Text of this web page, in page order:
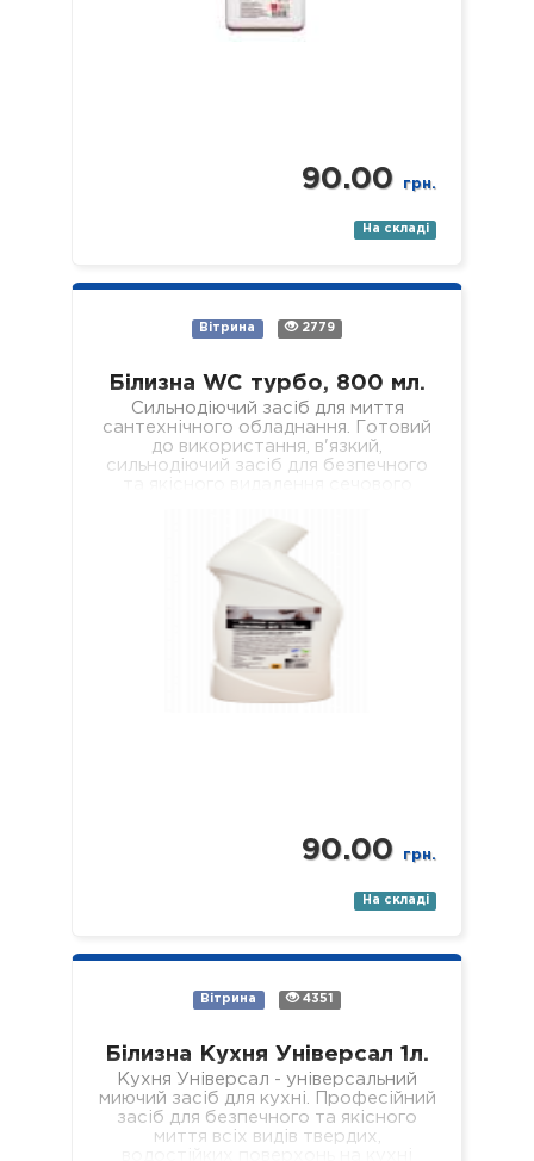
90.00 грн.
На складі
Вітрина 2779
Білизна WC турбо, 800 мл.
Сильнодіючий засіб для миття
сантехнічного обладнання. Готовий
до використання, в'язкий,
сильнодіючий засіб для безпечного
відкладень з внутрішніх поверхонь…
90.00 грн.
На складі
Вітрина 4351
Білизна Кухня Універсал 1л.
Кухня Універсал - універсальний
миючий засіб для кухні. Професійний
засіб для безпечного та якісного
миття всіх видів твердих,